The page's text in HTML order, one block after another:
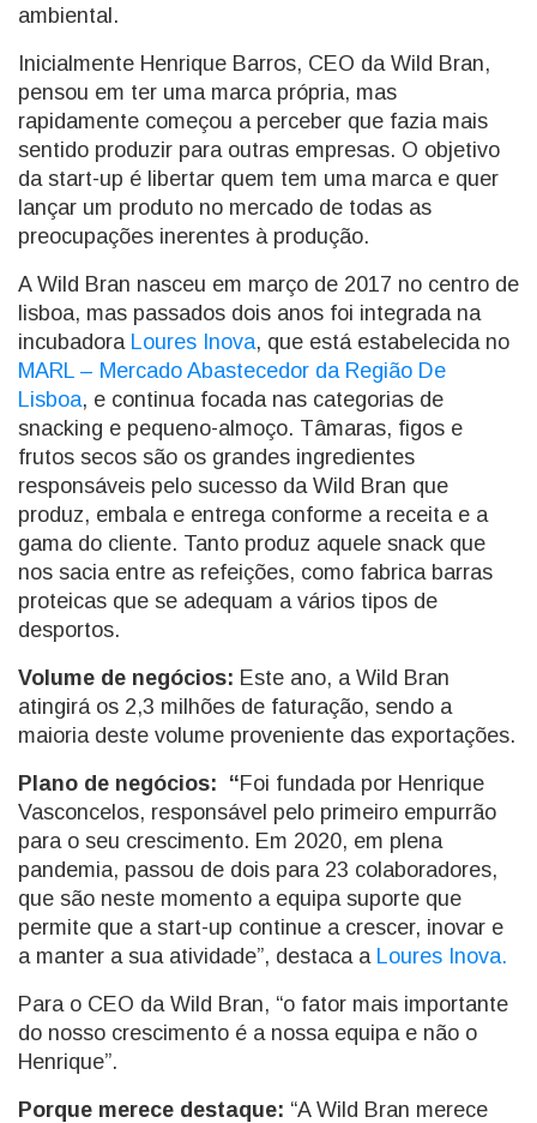
ambiental.
Inicialmente Henrique Barros, CEO da Wild Bran,
pensou em ter uma marca própria, mas
rapidamente começou a perceber que fazia mais
sentido produzir para outras empresas. O objetivo
da start-up é libertar quem tem uma marca e quer
lançar um produto no mercado de todas as
preocupações inerentes à produção.
A Wild Bran nasceu em março de 2017 no centro de
lisboa, mas passados dois anos foi integrada na
incubadora Loures Inova, que está estabelecida no
MARL – Mercado Abastecedor da Região De
Lisboa, e continua focada nas categorias de
snacking e pequeno-almoço. Tâmaras, figos e
frutos secos são os grandes ingredientes
responsáveis pelo sucesso da Wild Bran que
produz, embala e entrega conforme a receita e a
gama do cliente. Tanto produz aquele snack que
nos sacia entre as refeições, como fabrica barras
proteicas que se adequam a vários tipos de
desportos.
Volume de negócios: Este ano, a Wild Bran
atingirá os 2,3 milhões de faturação, sendo a
maioria deste volume proveniente das exportações.
Plano de negócios: “Foi fundada por Henrique
Vasconcelos, responsável pelo primeiro empurrão
para o seu crescimento. Em 2020, em plena
pandemia, passou de dois para 23 colaboradores,
que são neste momento a equipa suporte que
permite que a start-up continue a crescer, inovar e
a manter a sua atividade”, destaca a Loures Inova.
Para o CEO da Wild Bran, “o fator mais importante
do nosso crescimento é a nossa equipa e não o
Henrique”.
Porque merece destaque: “A Wild Bran merece